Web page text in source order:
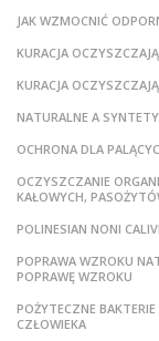
JAK WZMOCNIĆ
KURACJA
KURACJA
NATURALNE A
OCHRONA DLA
OCZYSZCZANIE
KAŁOWYCH,
POLINESIAN NONI
POPRAWA WZROKU
POPRAWĘ WZROKU
POŻYTECZNE
CZŁOWIEKA